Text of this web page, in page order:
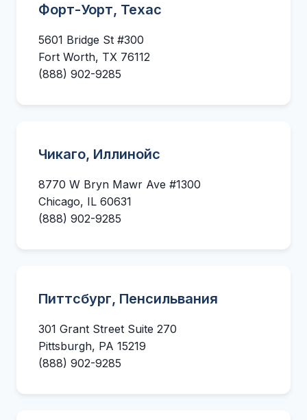
Форт-Уорт, Техас
5601 Bridge St #300
Fort Worth, TX 76112
(888) 902-9285
Чикаго, Иллинойс
8770 W Bryn Mawr Ave #1300
Chicago, IL 60631
(888) 902-9285
Питтсбург, Пенсильвания
301 Grant Street Suite 270
Pittsburgh, PA 15219
(888) 902-9285